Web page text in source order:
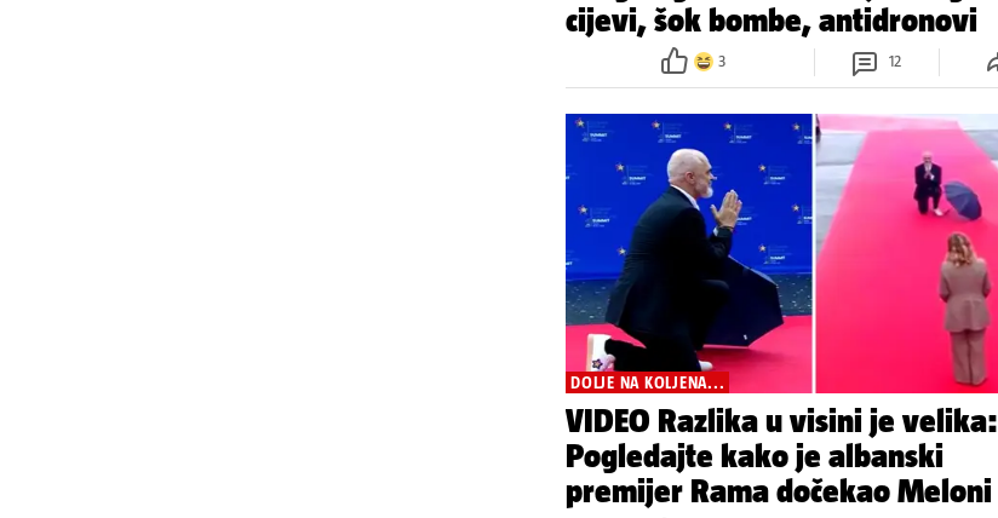
cijevi, šok bombe, antidronovi
3 12
DOLJE NA KOLJENA...
VIDEO Razlika u visini je velika:
Pogledajte kako je albanski
premijer Rama dočekao Meloni